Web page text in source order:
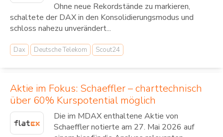
Ohne neue Rekordstände zu markieren,
schaltete der DAX in den Konsolidierungsmodus und
schloss nahezu unverändert...
Dax Deutsche Telekom Scout24
Aktie im Fokus: Schaeffler – charttechnisch
über 60% Kurspotential möglich
Die im MDAX enthaltene Aktie von
Schaeffler notierte am 27. Mai 2026 auf